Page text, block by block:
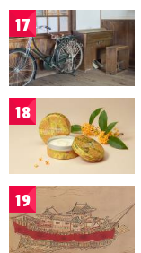
17
18
19